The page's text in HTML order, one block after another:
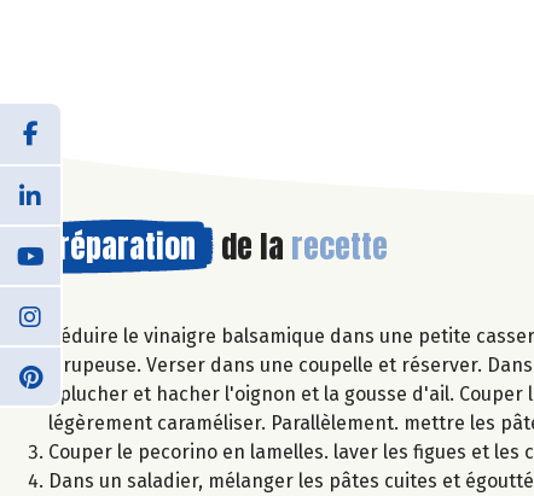
Préparation de la recette
Réduire le vinaigre balsamique dans une petite
sirupeuse. Verser dans une coupelle et réserver.
Éplucher et hacher l'oignon et la gousse d'ail.
légèrement caraméliser. Parallèlement. mettre les
Couper le pecorino en lamelles. laver les figues et
Dans un saladier, mélanger les pâtes cuites et